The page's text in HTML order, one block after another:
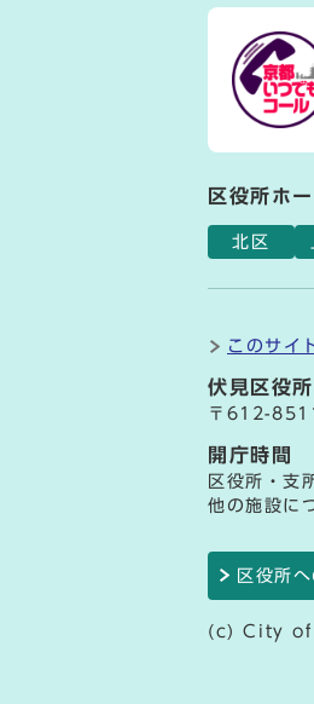
区役所ホ
北区
このサイ
伏見区役所
〒612-
開庁時間
区役所・支
他の施設に
区役所
(c) City